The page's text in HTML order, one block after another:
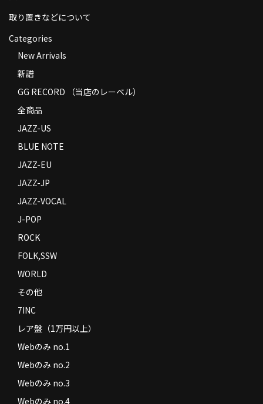
特定商取引法に基づく表示
Contact
取り置きなどについて
Categories
New Arrivals
新譜
GG RECORD （当店のレーベル）
全商品
JAZZ-US
BLUE NOTE
JAZZ-EU
JAZZ-JP
JAZZ-VOCAL
J-POP
ROCK
FOLK,SSW
WORLD
その他
7INC
レア盤（1万円以上）
Webのみ no.1
Webのみ no.2
Webのみ no.3
Webのみ no.4